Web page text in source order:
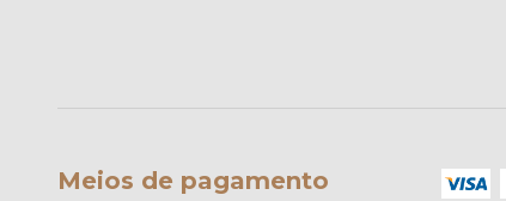
Meios de pagamento